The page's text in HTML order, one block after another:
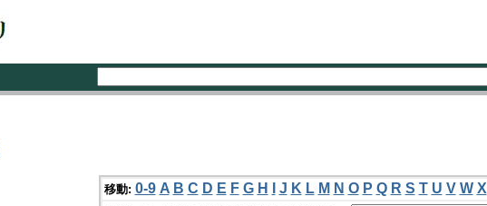
移動: 0-9 A B C D E F G H J K L M N O P Q R S T U V W X